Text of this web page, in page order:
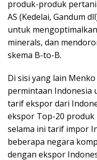
produk-produk
AS (Kedelai, Gandum
untuk
minerals, dan
skema B-to-B.
Di sisi yang lain
permintaan Indonesia
tarif ekspor dari
ekspor Top-20 produk
selama ini tarif impor
beberapa negara
dengan ekspor